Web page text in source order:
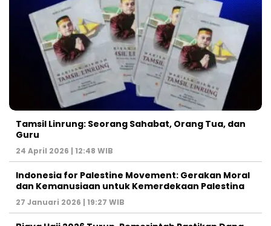
Tamsil Linrung: Seorang Sahabat, Orang Tua, dan
Guru
24 April 2026 | 12:48 WIB
Indonesia for Palestine Movement: Gerakan Moral
dan Kemanusiaan untuk Kemerdekaan Palestina
27 Januari 2026 | 19:27 WIB